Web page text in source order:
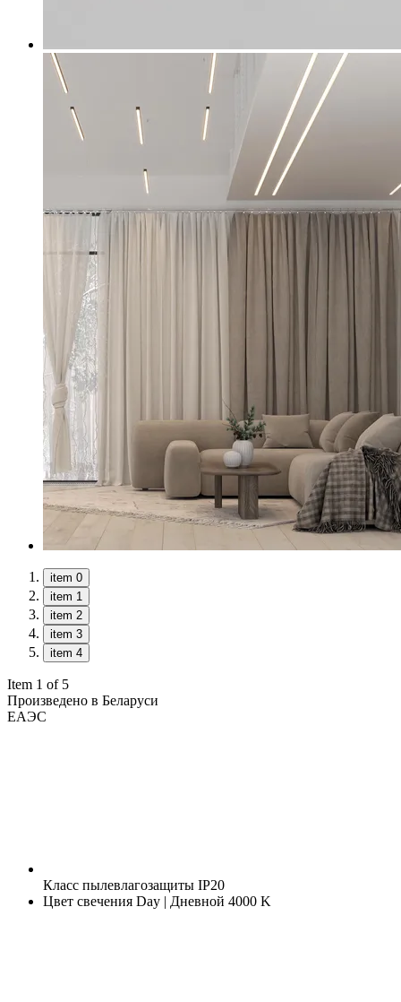
item 0
item 1
item 2
item 3
item 4
Item 1 of 5
Произведено в Беларуси
ЕАЭС
Класс пылевлагозащиты IP20
Цвет свечения Day | Дневной 4000 K